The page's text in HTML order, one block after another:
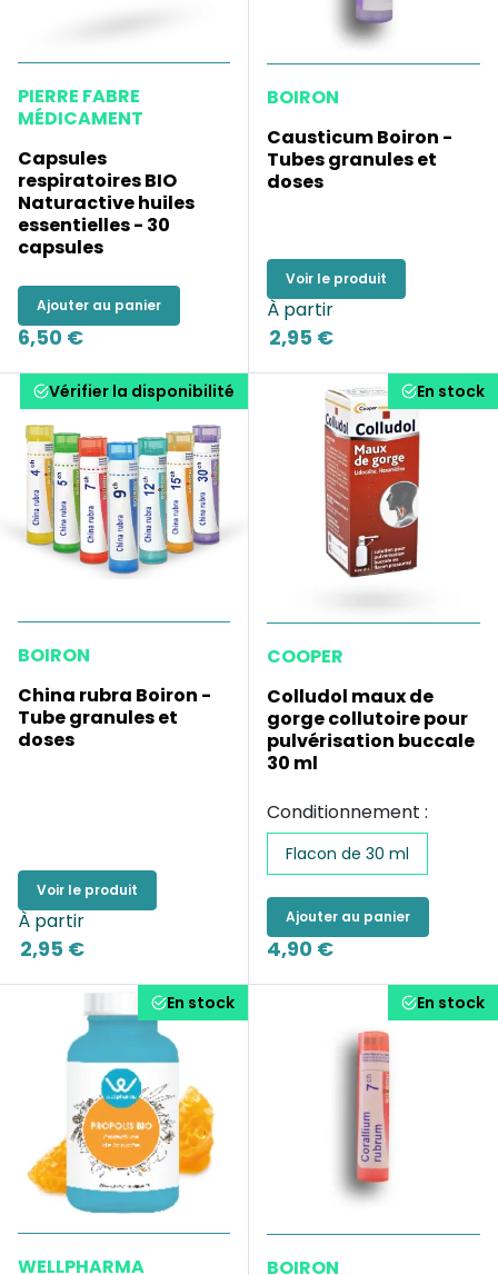
PIERRE FABRE
MÉDICAMENT
Capsules
respiratoires BIO
Naturactive huiles
essentielles - 30
capsules
Ajouter au panier
6,50 €
BOIRON
Causticum Boiron -
Tubes granules et
doses
Voir le produit
À partir
2,95 €
Vérifier la disponibilité
BOIRON
China rubra Boiron -
Tube granules et
doses
Voir le produit
À partir
2,95 €
En stock
COOPER
Colludol maux de
gorge collutoire pour
pulvérisation buccale
30 ml
Conditionnement :
Flacon de 30 ml
Ajouter au panier
4,90 €
En stock
WELLPHARMA
En stock
BOIRON